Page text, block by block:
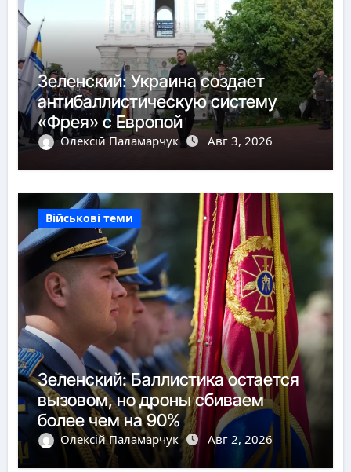
Зеленский: Украина создает
антибаллистическую систему
«Фрея» с Европой
Олексій Паламарчук Авг 3, 2026
Військові теми
Зеленский: Баллистика остается
вызовом, но дроны сбиваем
более чем на 90%
Олексій Паламарчук Авг 2, 2026